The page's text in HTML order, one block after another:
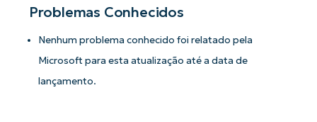
Problemas Conhecidos
Nenhum problema conhecido foi relatado pela
Microsoft para esta atualização até a data de
lançamento.
and
name*
Business
email*